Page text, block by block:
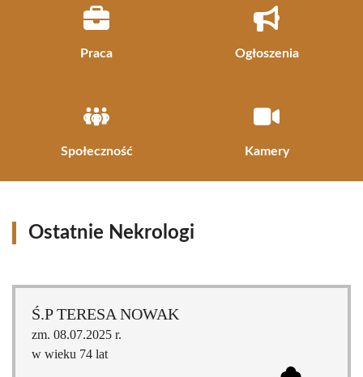
Praca Ogłoszenia
Społeczność Kamery
Ostatnie Nekrologi
Ś.P TERESA NOWAK
zm. 08.07.2025 r.
w wieku 74 lat